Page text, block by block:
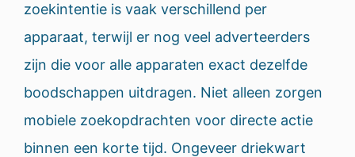
zoekintentie is vaak verschillend per
apparaat, terwijl er nog veel adverteerders
zijn die voor alle apparaten exact dezelfde
boodschappen uitdragen. Niet alleen zorgen
mobiele zoekopdrachten voor directe actie
binnen een korte tijd. Ongeveer driekwart